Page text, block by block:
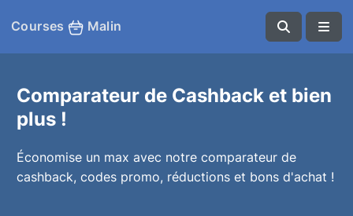
Courses Malin
Comparateur de Cashback et bien
plus !
Économise un max avec notre comparateur de
cashback, codes promo, réductions et bons d'achat !